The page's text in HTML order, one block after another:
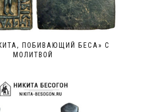
ПОБИВАЮЩИЙ БЕСА» С
МОЛИТВОЙ